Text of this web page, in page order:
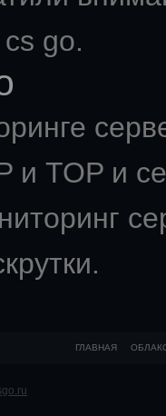
go.
и TOP и
ГЛАВНАЯ